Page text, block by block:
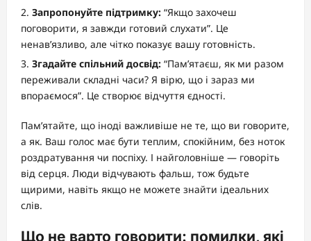
Запропонуйте підтримку: “Якщо захочеш
поговорити, я завжди готовий слухати”. Це
ненав’язливо, але чітко показує вашу готовність.
Згадайте спільний досвід: “Пам’ятаєш, як ми разом
переживали складні часи? Я вірю, що і зараз ми
впораємося”. Це створює відчуття єдності.
Пам’ятайте, що іноді важливіше не те, що ви говорите,
а як. Ваш голос має бути теплим, спокійним, без ноток
роздратування чи поспіху. І найголовніше — говоріть
від серця. Люди відчувають фальш, тож будьте
щирими, навіть якщо не можете знайти ідеальних
слів.
Що не варто говорити: помилки, які